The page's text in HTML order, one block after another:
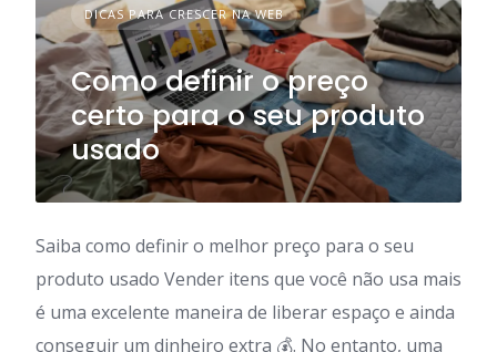
DICAS PARA CRESCER NA WEB
Como definir o preço
certo para o seu produto
usado
Saiba como definir o melhor preço para o seu
produto usado Vender itens que você não usa mais
é uma excelente maneira de liberar espaço e ainda
conseguir um dinheiro extra 💰. No entanto, uma